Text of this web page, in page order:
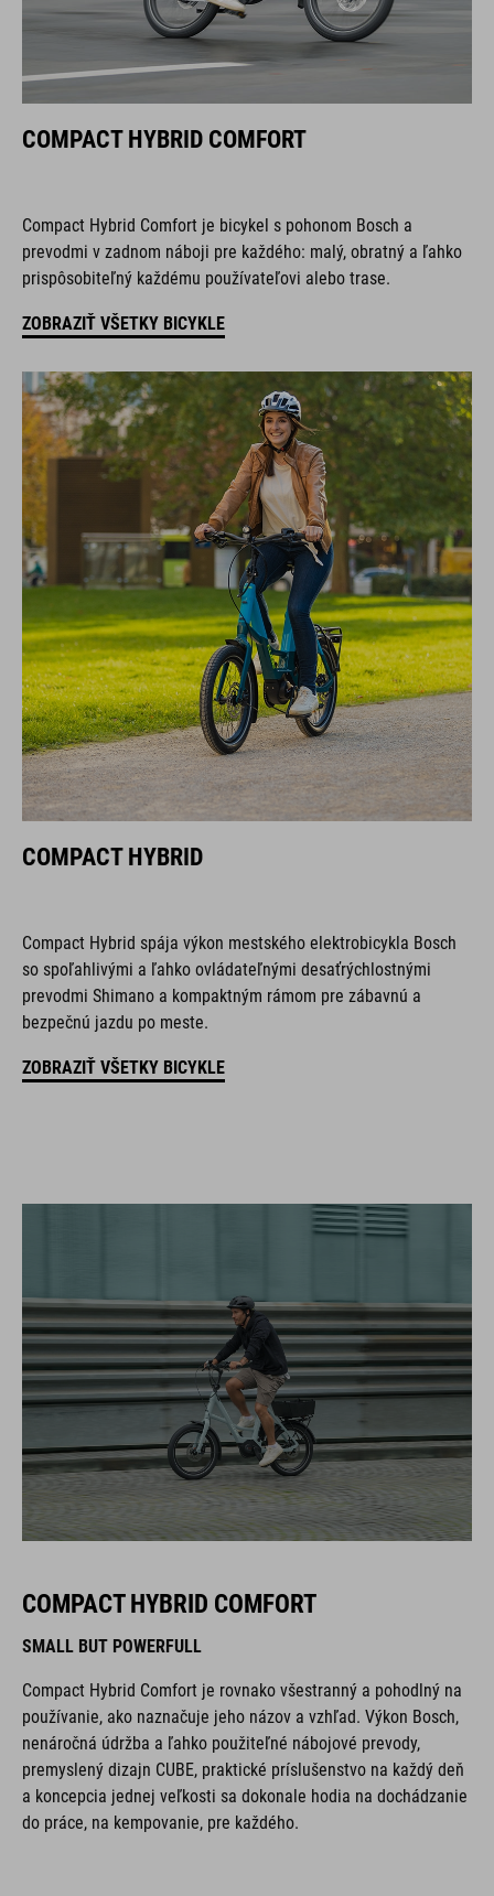
COMPACT HYBRID COMFORT
Compact Hybrid Comfort je bicykel s pohonom Bosch a
prevodmi v zadnom náboji pre každého: malý, obratný a ľahko
prispôsobiteľný každému používateľovi alebo trase.
ZOBRAZIŤ VŠETKY BICYKLE
COMPACT HYBRID
Compact Hybrid spája výkon mestského elektrobicykla Bosch
so spoľahlivými a ľahko ovládateľnými desaťrýchlostnými
prevodmi Shimano a kompaktným rámom pre zábavnú a
bezpečnú jazdu po meste.
ZOBRAZIŤ VŠETKY BICYKLE
COMPACT HYBRID COMFORT
SMALL BUT POWERFULL
Compact Hybrid Comfort je rovnako všestranný a pohodlný na
používanie, ako naznačuje jeho názov a vzhľad. Výkon Bosch,
nenáročná údržba a ľahko použiteľné nábojové prevody,
premyslený dizajn CUBE, praktické príslušenstvo na každý deň
a koncepcia jednej veľkosti sa dokonale hodia na dochádzanie
do práce, na kempovanie, pre každého.